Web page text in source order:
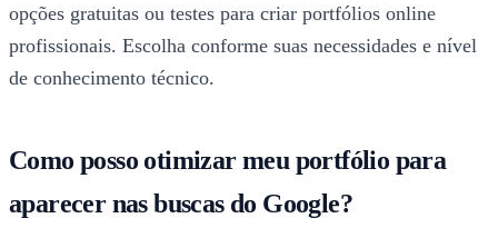
opções gratuitas ou testes para criar portfólios online
profissionais. Escolha conforme suas necessidades e nível
de conhecimento técnico.
Como posso otimizar meu portfólio para
aparecer nas buscas do Google?